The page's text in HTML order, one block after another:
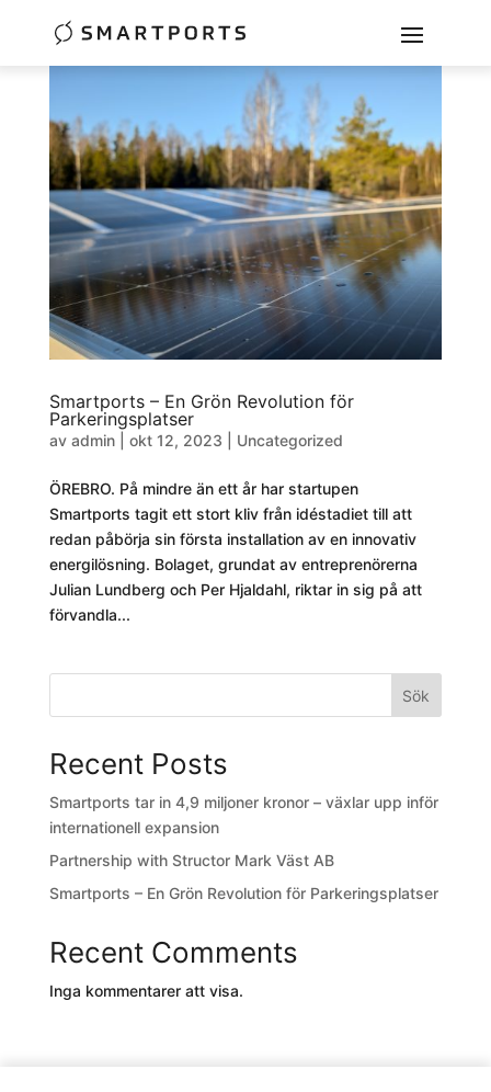
Smartports – En Grön Revolution för
Parkeringsplatser
av admin| okt 12, 2023 Uncategorized
ÖREBRO. På mindre än ett år har startupen
Smartports tagit ett stort kliv från idéstadiet till att
redan påbörja sin första installation av en innovativ
energilösning. Bolaget, grundat av entreprenörerna
Julian Lundberg och Per Hjaldahl, riktar in sig på att
förvandla...
Sök
Recent Posts
Smartports tar in 4,9 miljoner kronor – växlar upp inför
internationell expansion
Partnership with Structor Mark Väst AB
Smartports – En Grön Revolution för Parkeringsplatser
Recent Comments
Inga kommentarer att visa.